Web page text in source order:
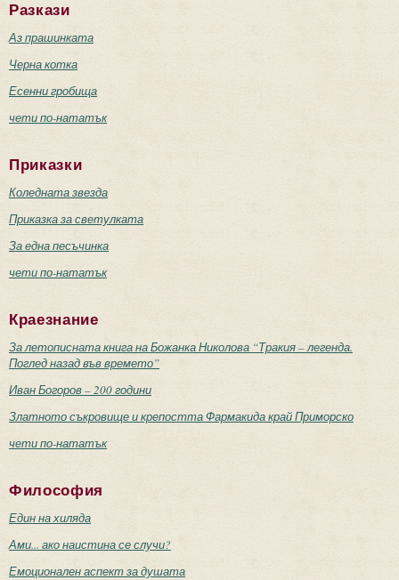
Разкази
Аз прашинката
Черна котка
Есенни гробища
чети по-нататък
Приказки
Коледната звезда
Приказка за светулката
За една песъчинка
чети по-нататък
Краезнание
За летописната книга на Божанка Николова “Тракия – легенда.
Поглед назад във времето”
Иван Богоров – 200 години
Златното съкровище и крепостта Фармакида край Приморско
чети по-нататък
Философия
Един на хиляда
Ами... ако наистина се случи?
Емоционален аспект за душата